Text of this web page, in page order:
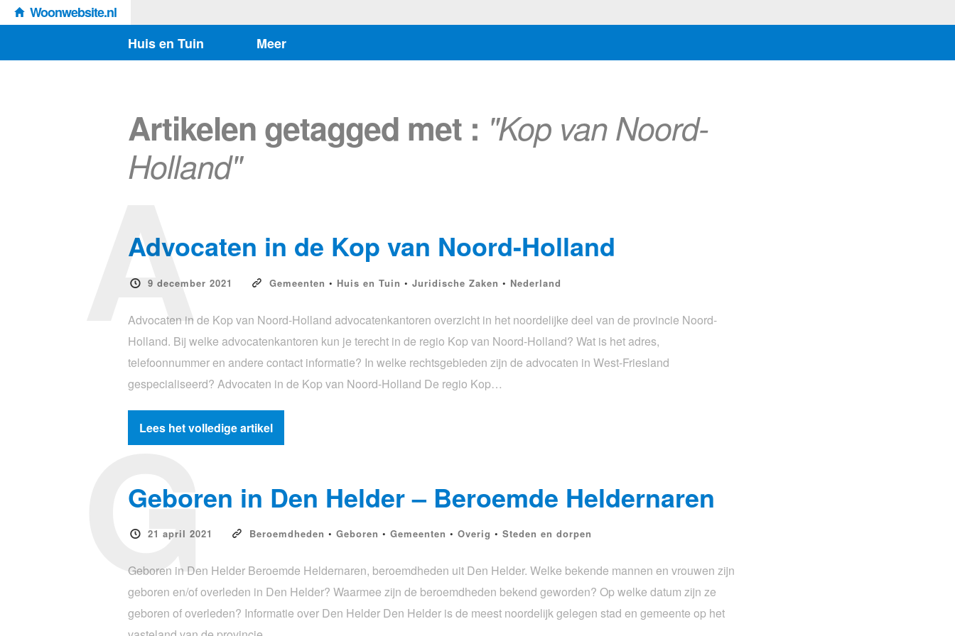
Woonwebsite.nl
Huis en Tuin
Meer
Artikelen getagged met : "Kop van Noord-
Holland"
Advocaten in de Kop van Noord-Holland
9 december 2021 Gemeenten • Huis en Tuin • Juridische Zaken • Nederland
A
Advocaten in de Kop van Noord-Holland advocatenkantoren overzicht in het noordelijke deel van de provincie Noord-
Holland. Bij welke advocatenkantoren kun je terecht in de regio Kop van Noord-Holland? Wat is het adres,
telefoonnummer en andere contact informatie? In welke rechtsgebieden zijn de advocaten in West-Friesland
gespecialiseerd? Advocaten in de Kop van Noord-Holland De regio Kop…
Lees het volledige artikel
Geboren in Den Helder – Beroemde Heldernaren
21 april 2021 Beroemdheden • Geboren • Gemeenten • Overig • Steden en dorpen
G
Geboren in Den Helder Beroemde Heldernaren, beroemdheden uit Den Helder. Welke bekende mannen en vrouwen zijn
geboren en/of overleden in Den Helder? Waarmee zijn de beroemdheden bekend geworden? Op welke datum zijn ze
geboren of overleden? Informatie over Den Helder Den Helder is de meest noordelijk gelegen stad en gemeente op het